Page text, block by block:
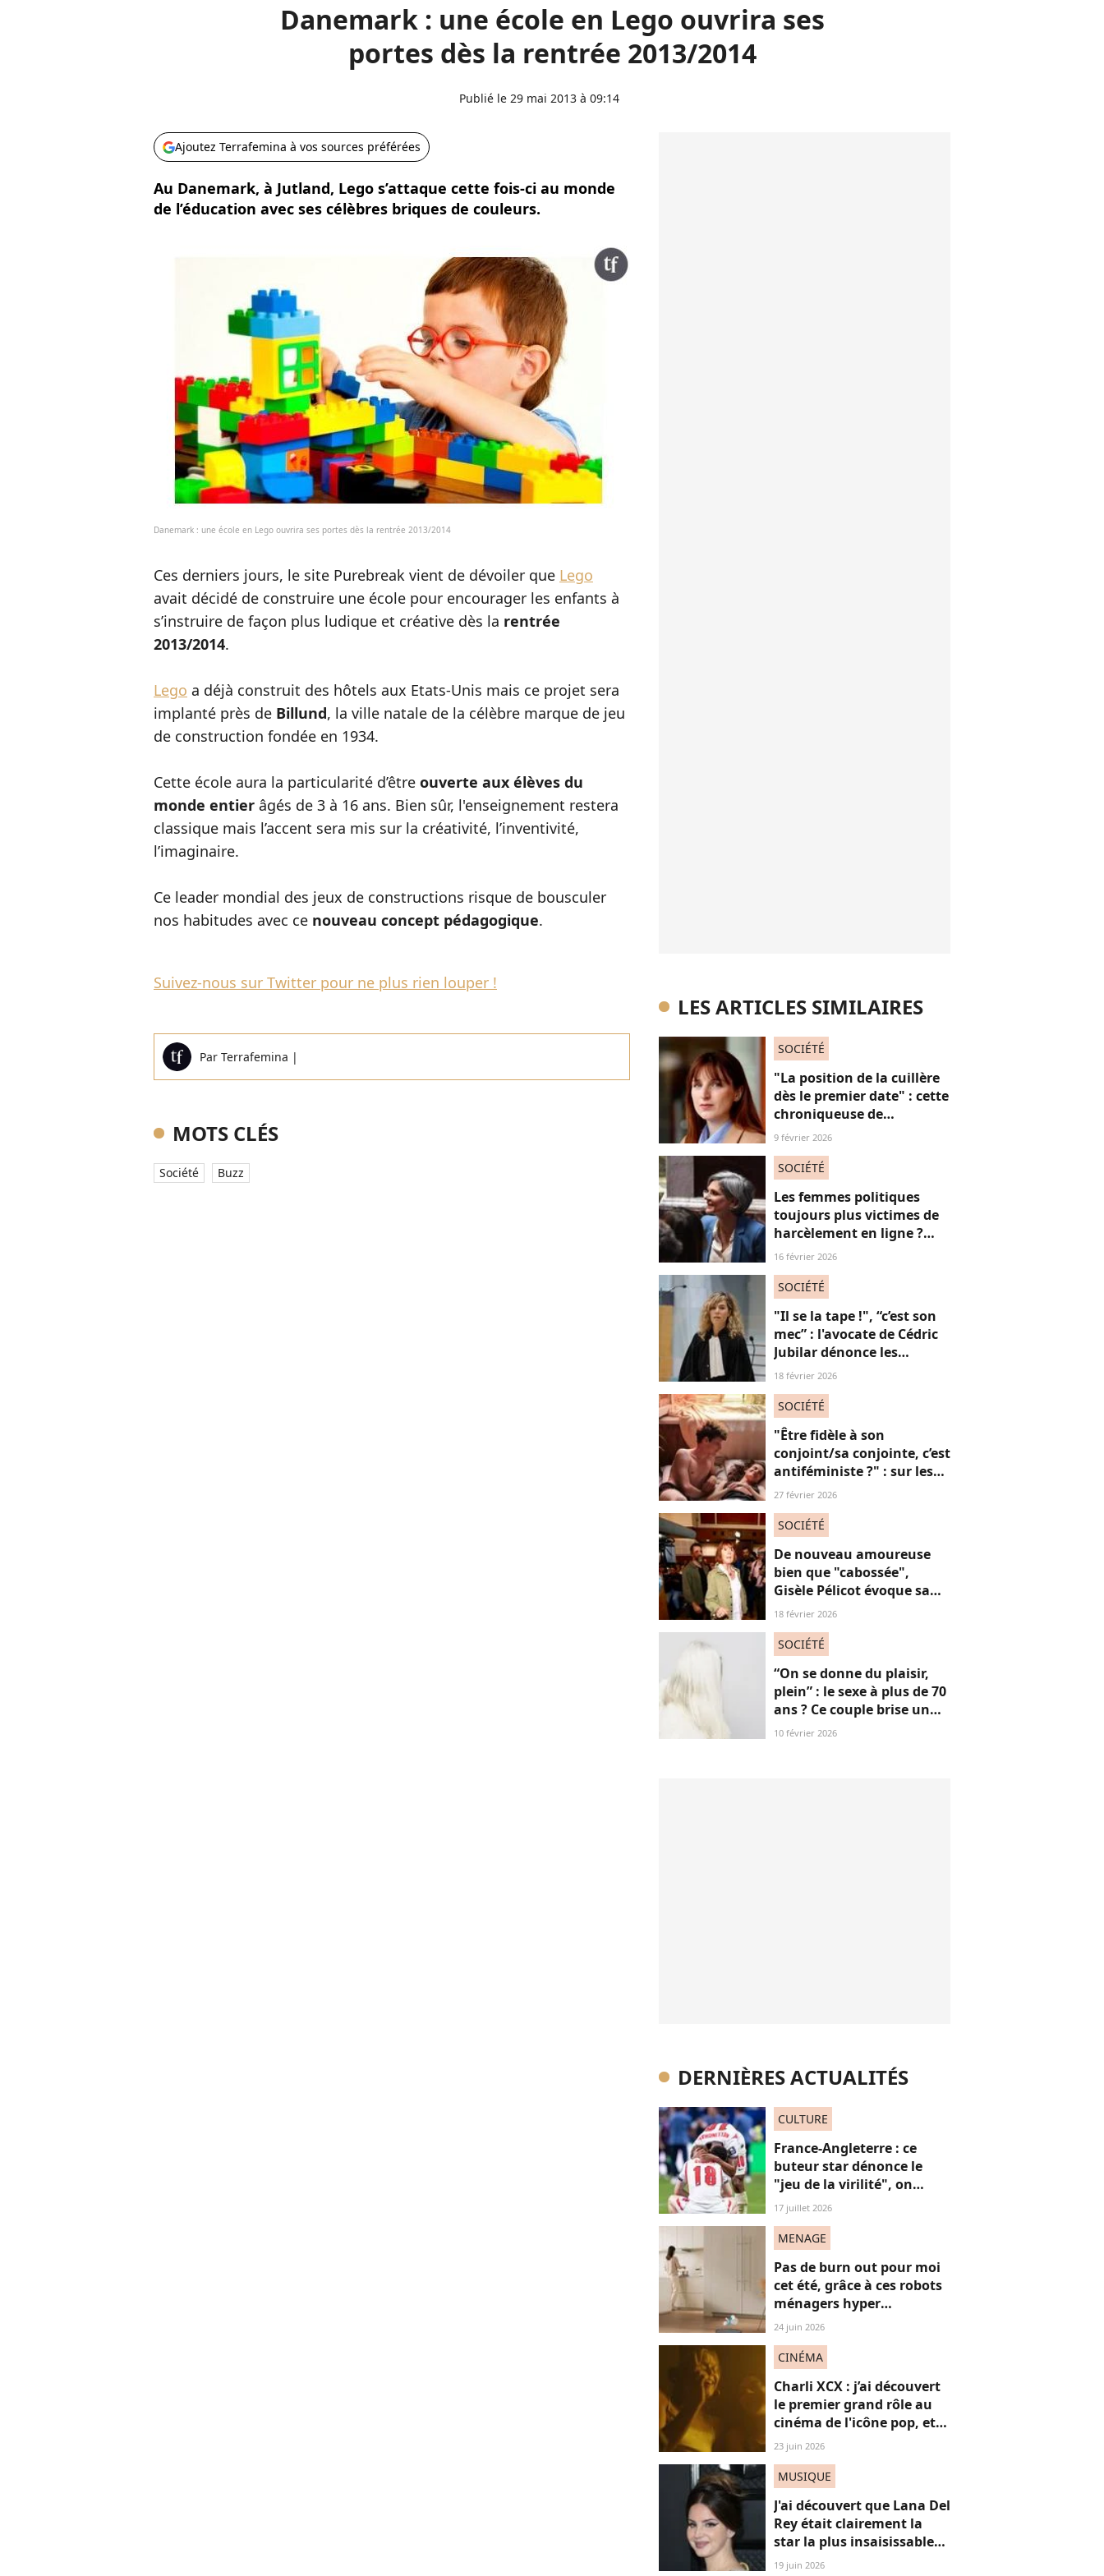
Danemark : une école en Lego ouvrira ses
portes dès la rentrée 2013/2014
Publié le 29 mai 2013 à 09:14
Ajoutez Terrafemina à vos sources préférées
Au Danemark, à Jutland, Lego s’attaque cette fois-ci au monde
de l’éducation avec ses célèbres briques de couleurs.
Danemark : une école en Lego ouvrira ses portes dès la rentrée 2013/2014
Ces derniers jours, le site Purebreak vient de dévoiler que Lego
avait décidé de construire une école pour encourager les enfants à
s’instruire de façon plus ludique et créative dès la rentrée
2013/2014.
Lego a déjà construit des hôtels aux Etats-Unis mais ce projet sera
implanté près de Billund, la ville natale de la célèbre marque de jeu
de construction fondée en 1934.
Cette école aura la particularité d’être ouverte aux élèves du
monde entier âgés de 3 à 16 ans. Bien sûr, l'enseignement restera
classique mais l’accent sera mis sur la créativité, l’inventivité,
l’imaginaire.
Ce leader mondial des jeux de constructions risque de bousculer
nos habitudes avec ce nouveau concept pédagogique.
Suivez-nous sur Twitter pour ne plus rien louper !
Par Terrafemina |
MOTS CLÉS
Société Buzz
LES ARTICLES SIMILAIRES
SOCIÉTÉ
"La position de la cuillère
dès le premier date" : cette
chroniqueuse de
Quotidien s'amuse de
absolument jubilatoire
9 février 2026
SOCIÉTÉ
Les femmes politiques
toujours plus victimes de
harcèlement en ligne ?
Une étude interroge ce
16 février 2026
SOCIÉTÉ
"Il se la tape !", “c’est son
mec” : l'avocate de Cédric
Jubilar dénonce les
réflexions misogynes
subissent toutes ses
consœurs
18 février 2026
SOCIÉTÉ
"Être fidèle à son
conjoint/sa conjointe, c’est
antiféministe ?" : sur les
réseaux sociaux, cette
27 février 2026
SOCIÉTÉ
De nouveau amoureuse
bien que "cabossée",
Gisèle Pélicot évoque sa
nouvelle vie avec
18 février 2026
SOCIÉTÉ
“On se donne du plaisir,
plein” : le sexe à plus de 70
ans ? Ce couple brise un
non-dit sur ces images
10 février 2026
DERNIÈRES ACTUALITÉS
CULTURE
France-Angleterre : ce
buteur star dénonce le
"jeu de la virilité", on
décrypte ses mots pas très
17 juillet 2026
MENAGE
Pas de burn out pour moi
cet été, grâce à ces robots
ménagers hyper
performants
24 juin 2026
CINÉMA
Charli XCX : j’ai découvert
le premier grand rôle au
cinéma de l'icône pop, et
c'est un vrai OVNI
23 juin 2026
MUSIQUE
J'ai découvert que Lana Del
Rey était clairement la
star la plus insaisissable
de la pop, et voici
19 juin 2026